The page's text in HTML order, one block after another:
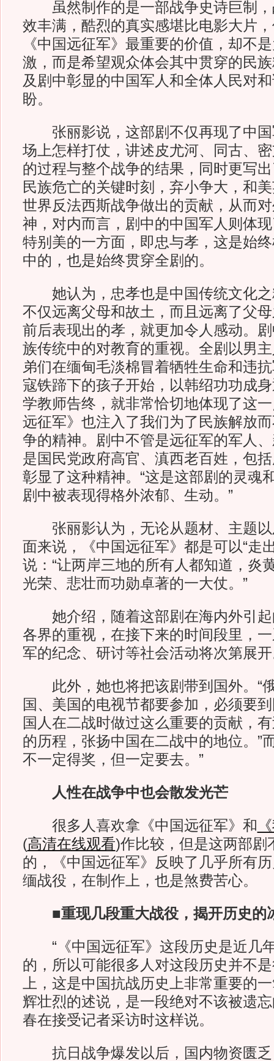
虽然制作的是一部战争史诗巨制，
效丰满，酷烈的真实感堪比电影大片
《中国远征军》最重要的价值，却不
激，而是希望观众体会其中贯穿的民
及剧中彰显的中国军人和全体人民对
盼。
张丽影说，这部剧不仅再现了中国
场上怎样打仗，讲述皮尤河、同古、
的过程与整个战争的结果，同时更写
民族危亡的关键时刻，弃小争大，和
世界反法西斯战争做出的贡献，从而
神，对内而言，剧中的中国军人则体
特别美的一方面，即忠与孝，这是始
中的，也是始终贯穿全剧的。
她认为，忠孝也是中国传统文化之
不仅远离父母和故土，而且远离了父
前后表现出的孝，就更加令人感动。
族传统中的对教育的重视。全剧以男
弟们在缅甸毛淡棉冒着牺牲生命和违
寇铁蹄下的孩子开始，以韩绍功功成
学教师告终，就非常恰切地体现了这
远征军》也注入了我们为了民族解放
争的精神。剧中不管是远征军的军人
是国民党政府高官、滇西老百姓，包
彰显了这种精神。“这是这部剧的灵魂
剧中被表现得格外浓郁、生动。”
张丽影认为，无论从题材、主题以
面来说，《中国远征军》都是可以“走
说：“让两岸三地的所有人都知道，炎
光荣、悲壮而功勋卓著的一大仗。”
她介绍，随着这部剧在海内外引起
各界的重视，在接下来的时间段里，
军的纪念、研讨等社会活动将次第展
此外，她也将把该剧带到国外。“
国、美国的电视节都要参加，必须要
国人在二战时做过这么重要的贡献，
的历程，张扬中国在二战中的地位。”
不一定得奖，但一定要去。”
人性在战争中也会散发光芒
很多人喜欢拿《中国远征军》和
(高清在线观看)作比较，但是这两部剧
的，《中国远征军》反映了几乎所有
缅战役，在制作上，也是煞费苦心。
■重现几段重大战役，揭开历史的
“《中国远征军》这段历史是近几
的，所以可能很多人对这段历史并不
上，这是中国抗战历史上非常重要的
辉壮烈的述说，是一段绝对不该被遗
春在接受记者采访时这样说。
抗日战争爆发以后，国内物资匮乏